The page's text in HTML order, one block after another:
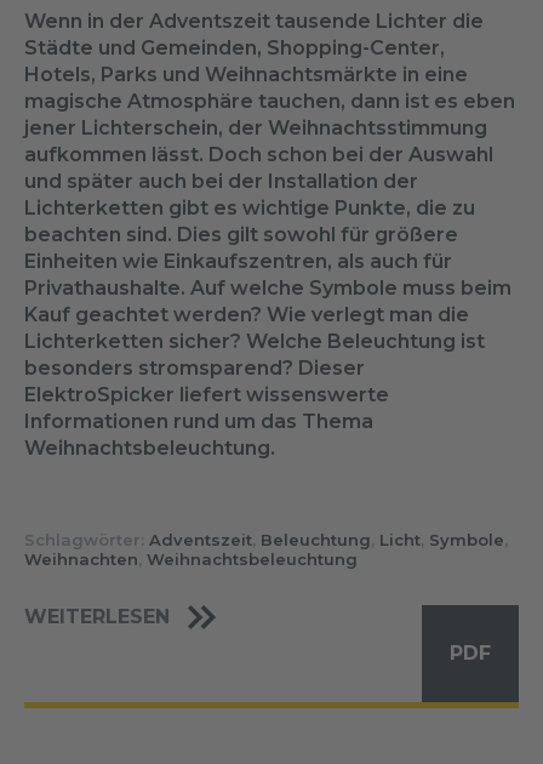
Wenn in der Adventszeit tausende Lichter die
Städte und Gemeinden, Shopping-Center,
Hotels, Parks und Weihnachtsmärkte in eine
magische Atmosphäre tauchen, dann ist es eben
jener Lichterschein, der Weihnachtsstimmung
aufkommen lässt. Doch schon bei der Auswahl
und später auch bei der Installation der
Lichterketten gibt es wichtige Punkte, die zu
beachten sind. Dies gilt sowohl für größere
Einheiten wie Einkaufszentren, als auch für
Privathaushalte. Auf welche Symbole muss beim
Kauf geachtet werden? Wie verlegt man die
Lichterketten sicher? Welche Beleuchtung ist
besonders stromsparend? Dieser
ElektroSpicker liefert wissenswerte
Informationen rund um das Thema
Weihnachtsbeleuchtung.
Schlagwörter: Adventszeit, Beleuchtung, Licht, Symbole,
Weihnachten, Weihnachtsbeleuchtung
WEITERLESEN
PDF